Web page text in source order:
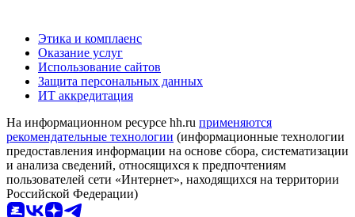
Этика и комплаенс
Оказание услуг
Использование сайтов
Защита персональных данных
ИТ аккредитация
На информационном ресурсе hh.ru применяются
рекомендательные технологии (информационные технологии
предоставления информации на основе сбора, систематизации
и анализа сведений, относящихся к предпочтениям
пользователей сети «Интернет», находящихся на территории
Российской Федерации)